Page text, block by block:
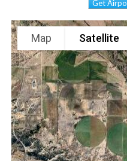
Get
Map Satellite